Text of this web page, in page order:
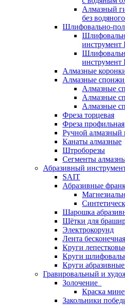
Алмазный
без
Шлифовально-
инструмент
инструмент
Алмазные
Алмазные спонжи
Алмазные
Алмазные
Алмазные
Фреза торцевая
Фреза профильная
Ручной алмазный
Канаты алмазные
Штроборезы
Сегменты
Абразивный
SAIT
Абразивные
Шарошка
Щётки для
Электрокорунд
Лента бесконечная
Круги
Круги
Круги
Гравировальный и
Золочение
Краска
Закольники